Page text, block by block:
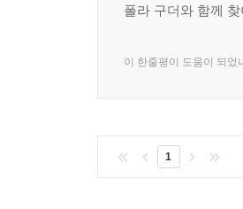
폴라 구더와 함께
이 한줄평이 도움이 되었
1